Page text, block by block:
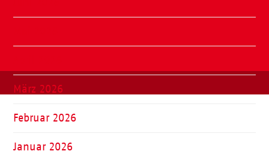
März 2026
Februar 2026
Januar 2026